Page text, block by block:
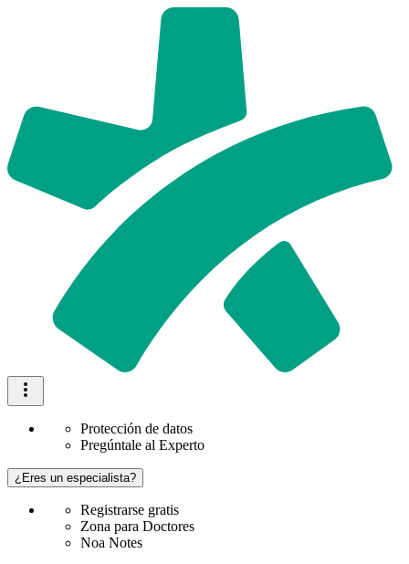
Protección de datos
Pregúntale al Experto
¿Eres un especialista?
Registrarse gratis
Zona para Doctores
Noa Notes